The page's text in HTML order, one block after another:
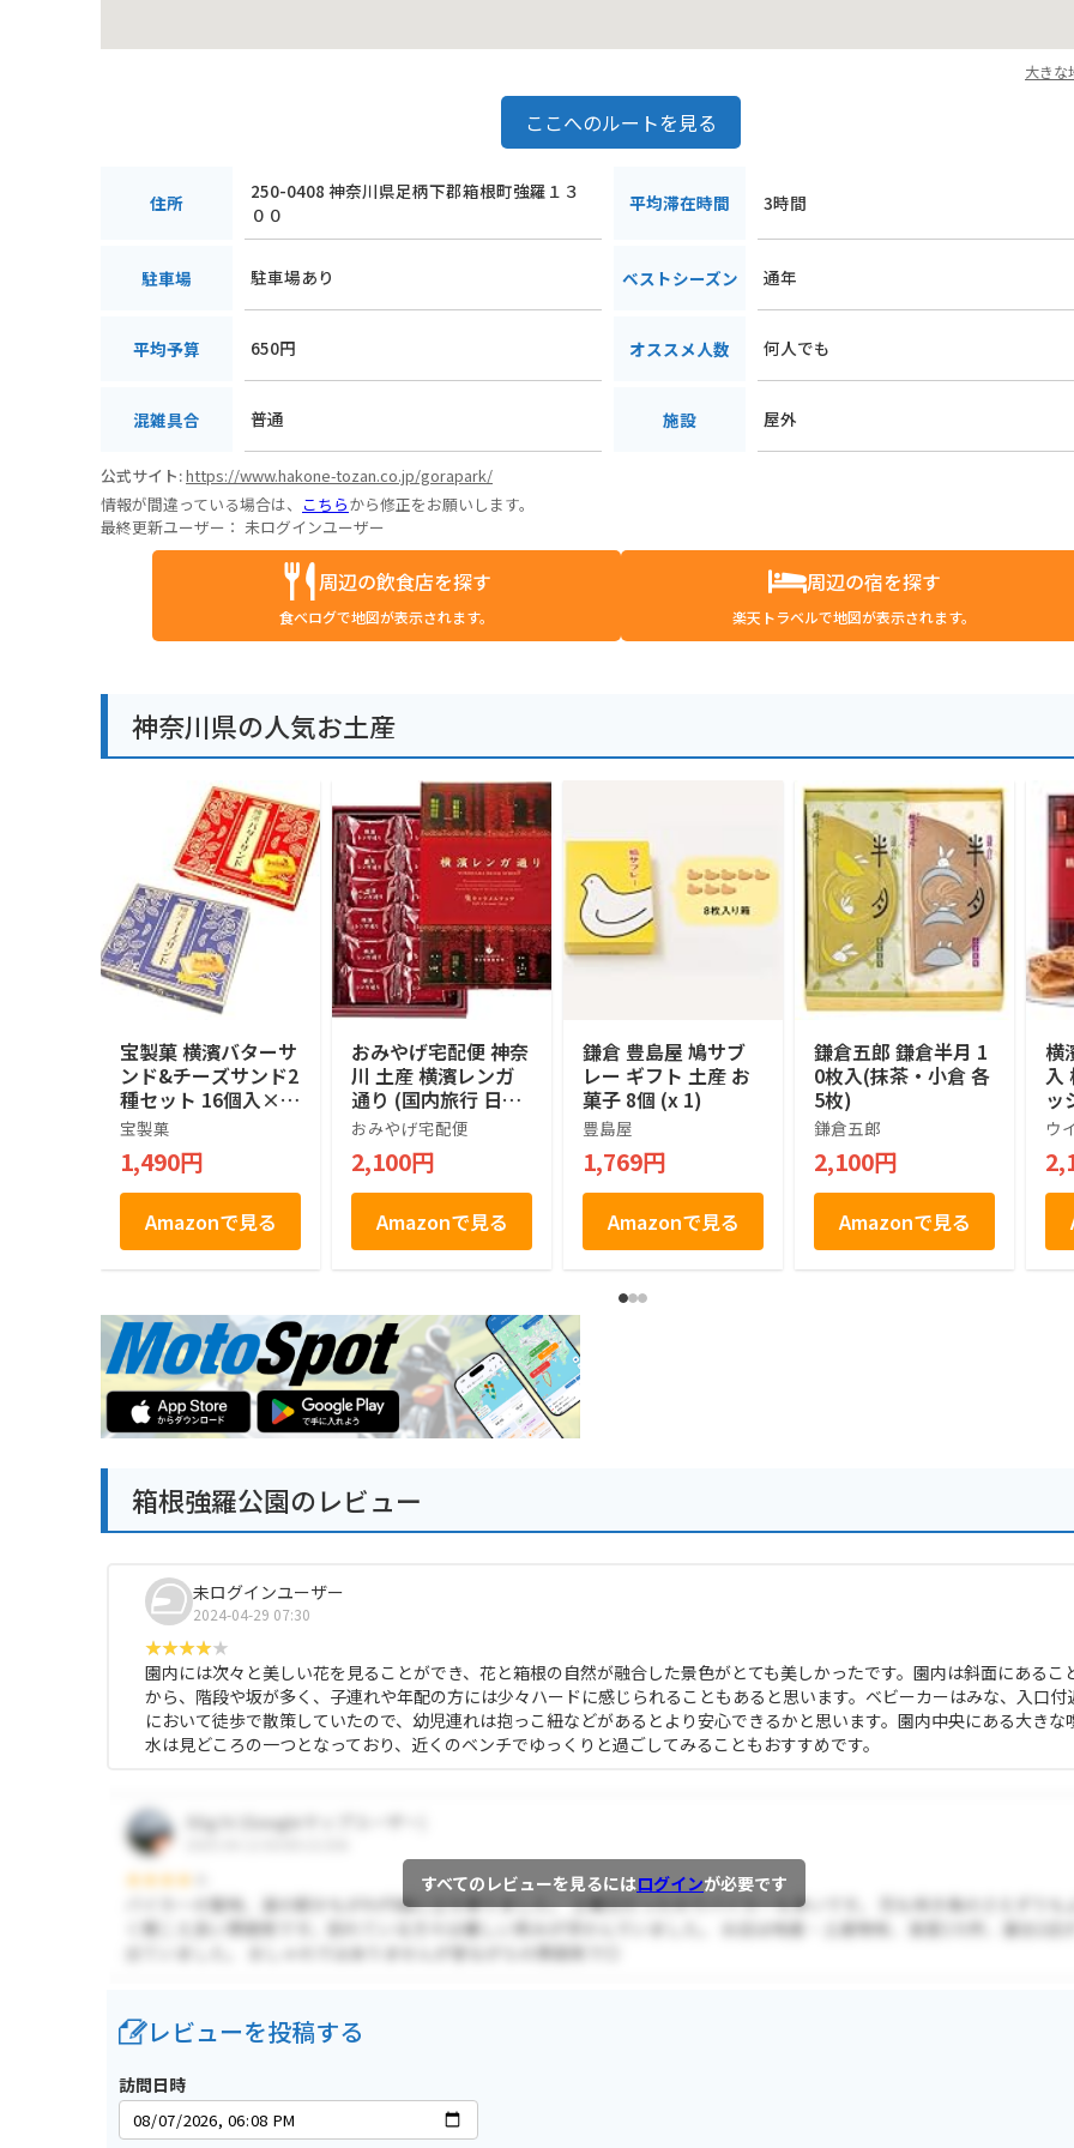
大きな
ここへのルートを見る
住所
250-0408 神奈川県足柄下郡箱根町強羅１３
００
平均滞在時間 3時間
駐車場 駐車場あり ベストシーズン 通年
平均予算 650円 オススメ人数 何人でも
混雑具合 普通 施設 屋外
公式サイト:https://www.hakone-tozan.co.jp/gorapark/
情報が間違っている場合は、 こちらから修正をお願いします。
最終更新ユーザー： 未ログインユーザー
周辺の飲食店を探す
食べログで地図が表示されます。
周辺の宿を探す
楽天トラベルで地図が表示されます。
神奈川県の人気お土産
宝製菓 横濱バターサ
ンド&チーズサンド2
種セット 16個入×2
箱
宝製菓
1,490円
Amazonで見る
おみやげ宅配便 神奈
川 土産 横濱レンガ
通り (国内旅行 日本
神奈川 お土産）
おみやげ宅配便
2,100円
Amazonで見る
鎌倉 豊島屋 鳩サブ
レー ギフト 土産 お
菓子 8個 (x 1)
豊島屋
1,769円
Amazonで見る
鎌倉五郎 鎌倉半月 1
0枚入(抹茶・小倉 各
5枚)
鎌倉五郎
2,100円
Amazonで見る
横
入
ッ
せ
菓
お
土
ウ
箱根強羅公園のレビュー
未ログインユーザー
2024-04-29 07:30
園内には次々と美しい花を見ることができ、花と箱根の自然が融合した景色がとても美しかったです。園内は斜面にあるこ
から、階段や坂が多く、子連れや年配の方には少々ハードに感じられることもあると思います。ベビーカーはみな、入口付
において徒歩で散策していたので、幼児連れは抱っこ紐などがあるとより安心できるかと思います。園内中央にある大きな
水は見どころの一つとなっており、近くのベンチでゆっくりと過ごしてみることもおすすめです。
すべてのレビューを見るにはログインが必要です
レビューを投稿する
訪問日時